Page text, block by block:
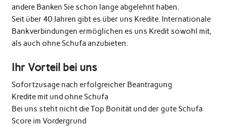
andere Banken Sie schon lange abgelehnt haben.
Seit über 40 Jahren gibt es über uns Kredite. Internationale
Bankverbindungen ermöglichen es uns Kredit sowohl mit,
als auch ohne Schufa anzubieten.
Ihr Vorteil bei uns
Sofortzusage nach erfolgreicher Beantragung
Kredite mit und ohne Schufa
Bei uns steht nicht die Top Bonität und der gute Schufa
Score im Vordergrund